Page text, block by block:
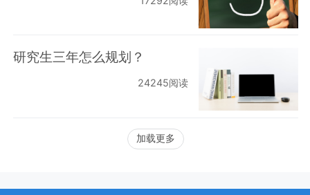
研究生三年怎么规划？
24245阅读
加载更多